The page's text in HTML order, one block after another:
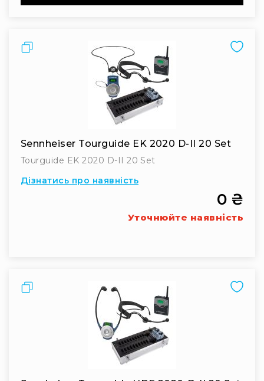
Процесори
та
кросовери
Сплітери,
суматори,
ді-
та
компоненти
Програмне
забезпечення
Накамерні
Аксесуари
та
компоненти
Програвачі/
ресівери/
Порівняти
Sennheiser Tourguide EK 2020 D-II 20 Set
Tourguide EK 2020 D-II 20 Set
Дізнатись про наявність
Уточнюйте наявність
0 ₴
Порівняти